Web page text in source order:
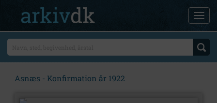
Asnæs - Konfirmation år 1922